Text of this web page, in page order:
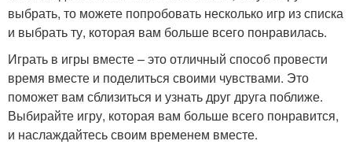
выбрать, то можете попробовать несколько игр из списка
и выбрать ту, которая вам больше всего понравилась.
Играть в игры вместе – это отличный способ провести
время вместе и поделиться своими чувствами. Это
поможет вам сблизиться и узнать друг друга поближе.
Выбирайте игру, которая вам больше всего понравится,
и наслаждайтесь своим временем вместе.